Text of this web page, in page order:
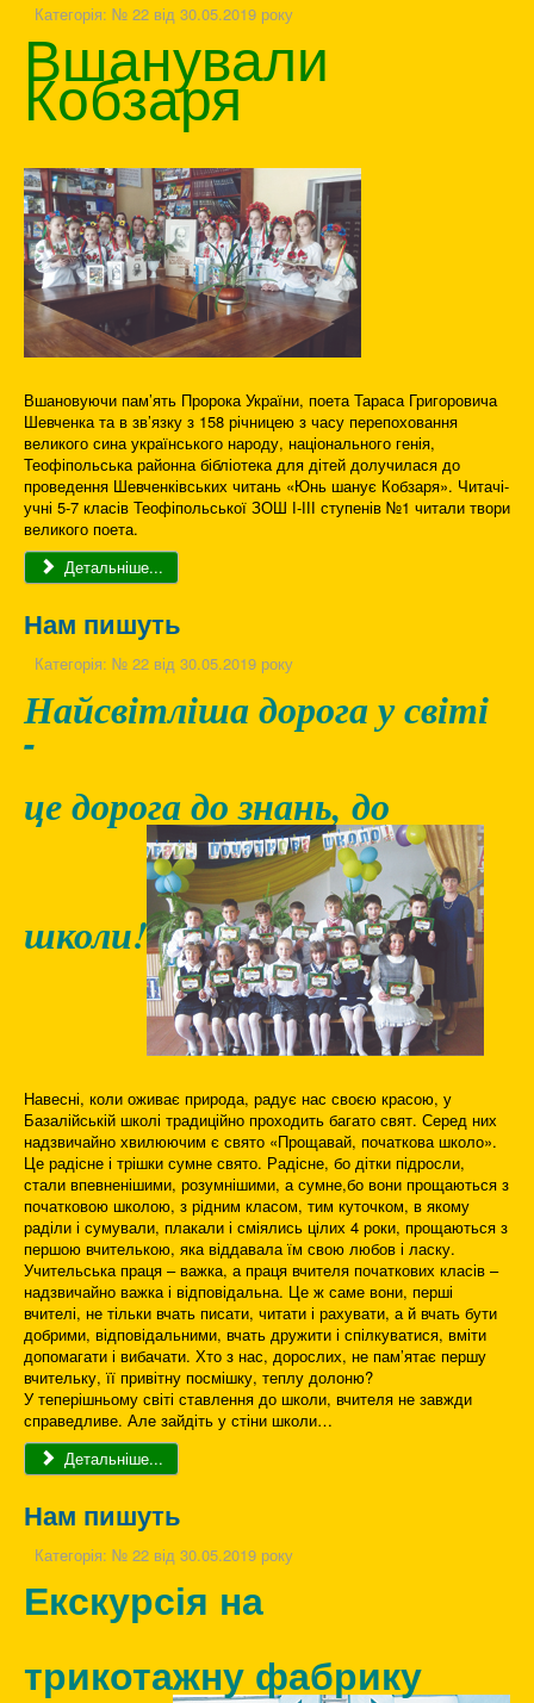
Категорія: № 22 від 30.05.2019 року
Вшанували
Кобзаря
Вшановуючи пам’ять Пророка України, поета Тараса Григоровича
Шевченка та в зв’язку з 158 річницею з часу перепоховання
великого сина українського народу, національного генія,
Теофіпольська районна бібліотека для дітей долучилася до
проведення Шевченківських читань «Юнь шанує Кобзаря». Читачі-
учні 5-7 класів Теофіпольської ЗОШ І-ІІІ ступенів №1 читали твори
великого поета.
Детальніше...
Нам пишуть
Категорія: № 22 від 30.05.2019 року
Найсвітліша дорога у світі
-
це дорога до знань, до
школи!
Навесні, коли оживає природа, радує нас своєю красою, у
Базалійській школі традиційно проходить багато свят. Серед них
надзвичайно хвилюючим є свято «Прощавай, початкова школо».
Це радісне і трішки сумне свято. Радісне, бо дітки підросли,
стали впевненішими, розумнішими, а сумне,бо вони прощаються з
початковою школою, з рідним класом, тим куточком, в якому
раділи і сумували, плакали і сміялись цілих 4 роки, прощаються з
першою вчителькою, яка віддавала їм свою любов і ласку.
Учительська праця – важка, а праця вчителя початкових класів –
надзвичайно важка і відповідальна. Це ж саме вони, перші
вчителі, не тільки вчать писати, читати і рахувати, а й вчать бути
добрими, відповідальними, вчать дружити і спілкуватися, вміти
допомагати і вибачати. Хто з нас, дорослих, не пам’ятає першу
вчительку, її привітну посмішку, теплу долоню?
У теперішньому світі ставлення до школи, вчителя не завжди
справедливе. Але зайдіть у стіни школи…
Детальніше...
Нам пишуть
Категорія: № 22 від 30.05.2019 року
Екскурсія на
трикотажну фабрику